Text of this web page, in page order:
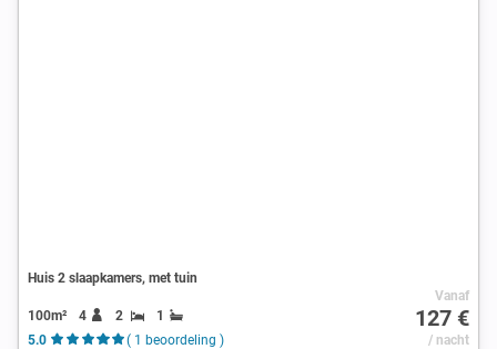
Huis 2 slaapkamers, met tuin
100m² 4 2
1
5.0
( 1 beoordeling )
Vanaf
127 €
/ nacht